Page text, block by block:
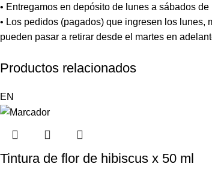
• Entregamos en depósito de lunes a sábados de
• Los pedidos (pagados) que ingresen los
pueden pasar a retirar desde el martes en
Productos relacionados
EN
Tintura de flor de hibiscus x 50 ml